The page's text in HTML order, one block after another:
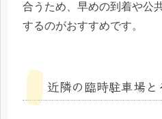
合うため、早めの到着や公
するのがおすすめです。
近隣の臨時駐車場